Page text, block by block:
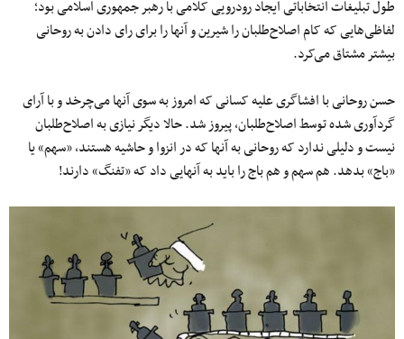
طول تبلیغات انتخاباتی ایجاد رودرویی کلامی با رهبر جمهوری اسلامی بود؛
لفاظی‌هایی که کام اصلاح‌طلبان را شیرین و آنها را برای رای دادن به روحانی
بیشتر مشتاق می‌کرد.
حسن روحانی با افشاگری علیه کسانی که امروز به سوی آنها می‌چرخد و با آرای
گردآوری شده توسط اصلاح‌طلبان، پیروز شد. حالا دیگر نیازی به اصلاح‌طلبان
نیست و دلیلی ندارد که روحانی به آنها که در انزوا و حاشیه هستند، «سهم» یا
«باج» بدهد. هم سهم و هم باج را باید به آنهایی داد که «تفنگ» دارند!